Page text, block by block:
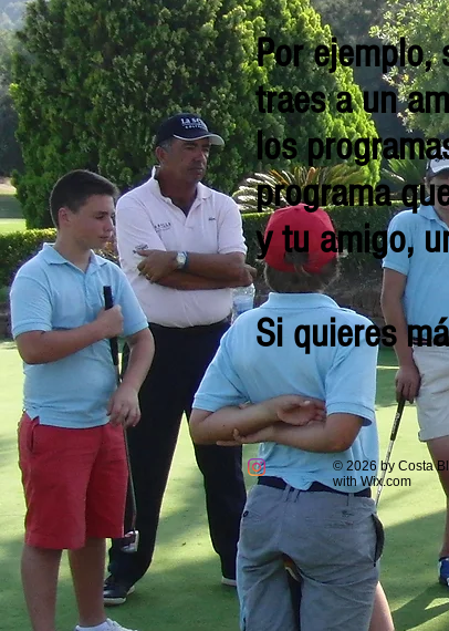
Por ejemplo,
traes a un
los
programa
y tu amigo,
Si quieres
© 2026 by Costa
withWix.com